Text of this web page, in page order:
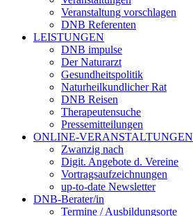
Veranstaltung vorschlagen
DNB Referenten
LEISTUNGEN
DNB impulse
Der Naturarzt
Gesundheitspolitik
Naturheilkundlicher Rat
DNB Reisen
Therapeutensuche
Pressemitteilungen
ONLINE-VERANSTALTUNGEN
Zwanzig nach
Digit. Angebote d. Vereine
Vortragsaufzeichnungen
up-to-date Newsletter
DNB-Berater/in
Termine / Ausbildungsorte